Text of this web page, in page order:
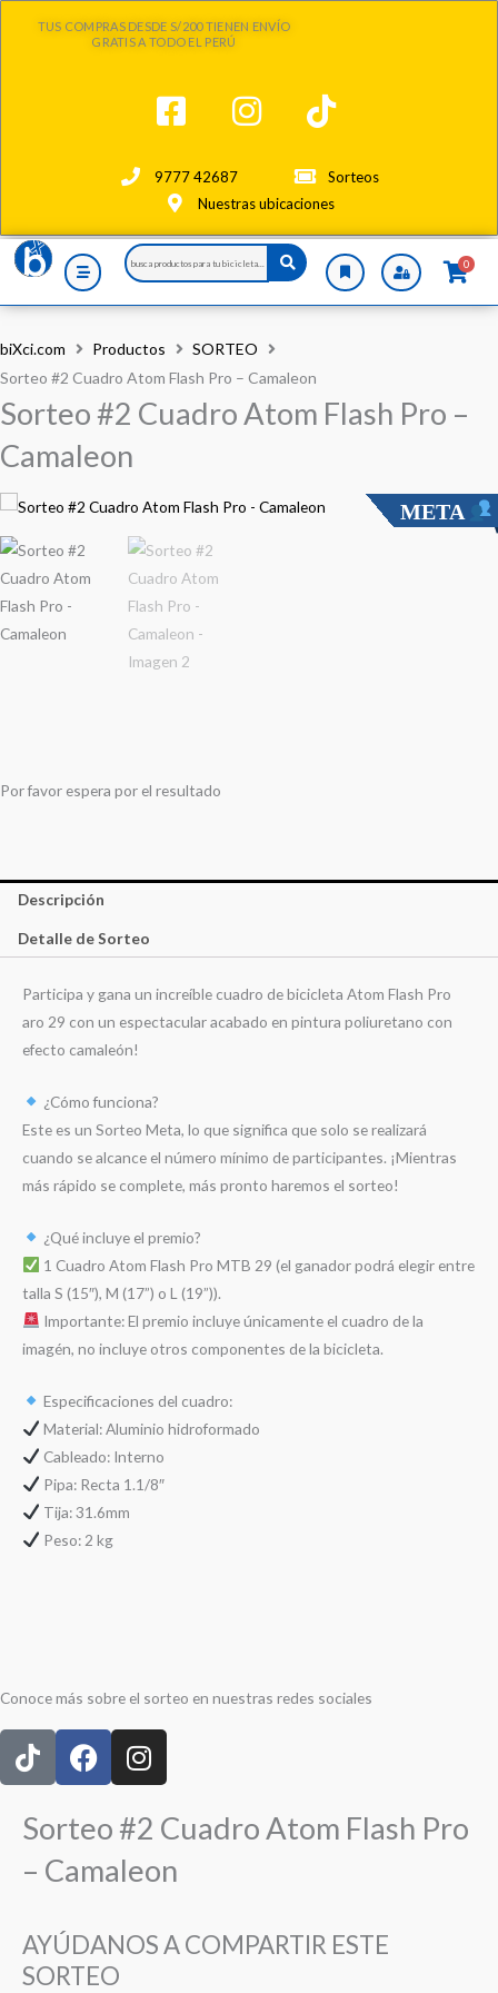
TUS COMPRAS DESDE S/200 TIENEN ENVÍO
GRATIS A TODO EL PERÚ
9777 42687
Sorteos
Nuestras ubicaciones
Search
...
0
biXci.com Productos
SORTEO
Sorteo #2 Cuadro Atom Flash Pro – Camaleon
Sorteo #2 Cuadro Atom Flash Pro –
Camaleon
Por favor espera por el resultado
Descripción
Detalle de Sorteo
Participa y gana un increíble cuadro de bicicleta Atom Flash Pro
aro 29 con un espectacular acabado en pintura poliuretano con
efecto camaleón!
¿Cómo funciona?
Este es un Sorteo Meta, lo que significa que solo se realizará
cuando se alcance el número mínimo de participantes. ¡Mientras
más rápido se complete, más pronto haremos el sorteo!
¿Qué incluye el premio?
1 Cuadro Atom Flash Pro MTB 29 (el ganador podrá elegir entre
talla S (15″), M (17”) o L (19”)).
Importante: El premio incluye únicamente el cuadro de la
imagén, no incluye otros componentes de la bicicleta.
Especificaciones del cuadro:
Material: Aluminio hidroformado
Cableado: Interno
Pipa: Recta 1.1/8″
Tija: 31.6mm
Peso: 2 kg
Conoce más sobre el sorteo en nuestras redes sociales
T
i
t
k
F
a
e
o
k
I
n
t
g
a
m
Sorteo #2 Cuadro Atom Flash Pro
– Camaleon
AYÚDANOS A COMPARTIR ESTE
SORTEO
META